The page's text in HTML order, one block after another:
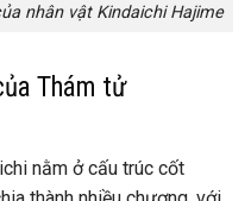
nhân vật Kindaichi Hajime
Thám tử
nằm ở cấu trúc cốt